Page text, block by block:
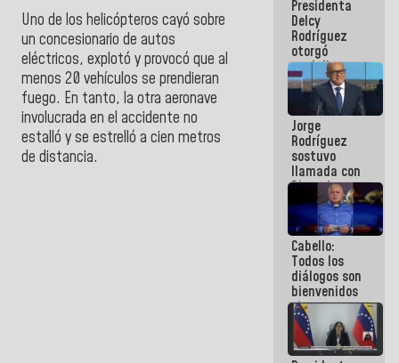
Uno de los helicópteros cayó sobre
un concesionario de autos
eléctricos, explotó y provocó que al
menos 20 vehículos se prendieran
fuego. En tanto, la otra aeronave
involucrada en el accidente no
estalló y se estrelló a cien metros
de distancia.
en La Guaira
Presidenta
Delcy
Rodríguez
otorgó
medalla
"Héroe de
Venezuela"
a servidores
públicos
Jorge
Rodríguez
sostuvo
llamada con
Dinorah
Figuera y
acuerdan
primer
encuentro
presencial
para el
diálogo
Cabello:
Todos los
diálogos son
bienvenidos
siempre que
estén en el
marco de la
Constitución